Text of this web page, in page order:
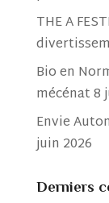
THE A
Bio en
mécénat8
Envie
juin 2026
Derniers